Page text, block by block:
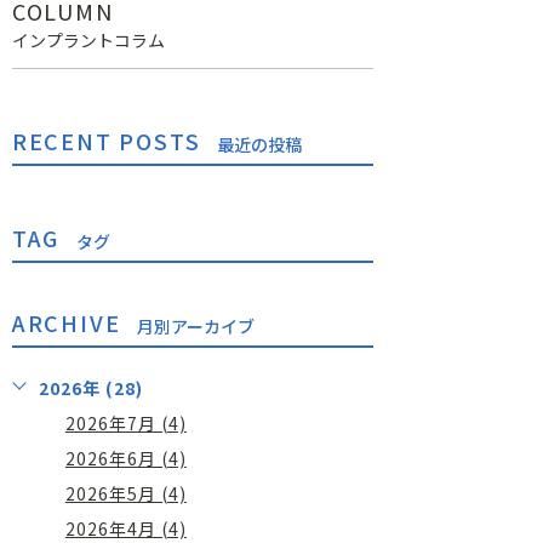
COLUMN
インプラントコラム
RECENT POSTS 最近の投稿
TAG タグ
ARCHIVE 月別アーカイブ
2026年 (28)
2026年7月 (4)
2026年6月 (4)
2026年5月 (4)
2026年4月 (4)